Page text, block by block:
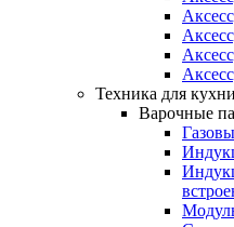
Техника для кухни
Варочные